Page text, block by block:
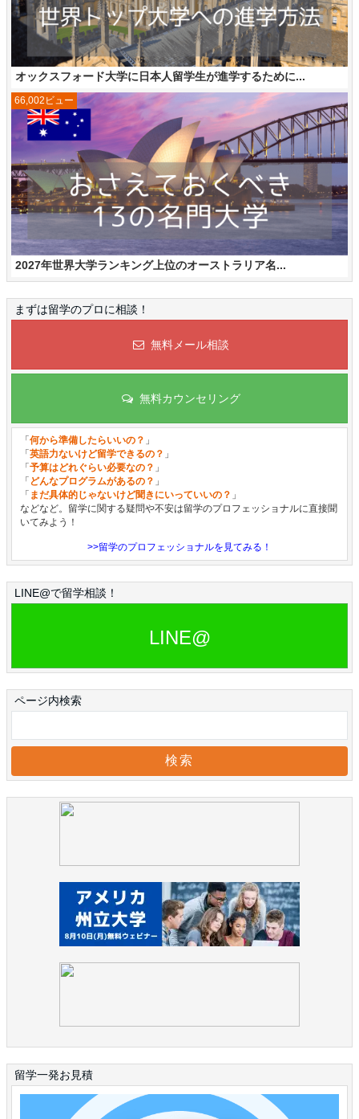
オックスフォード大学に日本人留学生が進学するために...
2027年世界大学ランキング上位のオーストラリア名...
66,002ビュー
まずは留学のプロに相談！
無料メール相談
無料カウンセリング
「何から準備したらいいの？ 」
「英語力ないけど留学できるの？ 」
「予算はどれぐらい必要なの？ 」
「 どんなプログラムがあるの？ 」
「 まだ具体的じゃないけど聞きにいっていいの？ 」
などなど。留学に関する疑問や不安は留学のプロフェッショナルに直接聞
いてみよう！
>>留学のプロフェッショナルを見てみる！
LINE@で留学相談！
LINE@
ページ内検索
留学一発お見積